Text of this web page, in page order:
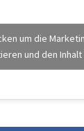
um die
und den